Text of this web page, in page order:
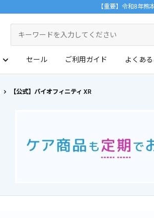
【重要】令和8年熊
セール ご利用ガイド よくあ
【公式】バイオフィニティ XR